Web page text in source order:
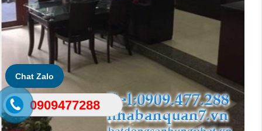
Chat Zalo
0909477288